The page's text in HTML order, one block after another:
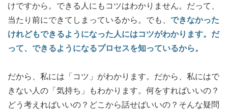
けですから。できる人にもコツはわかりません。だって、
当たり前にできてしまっているから。でも、 できなかった
けれどもできるようになった人にはコツがわかります。だ
って、できるようになるプロセスを知っているから。
だから、私には「コツ」がわかります。だから、私にはで
きない人の「気持ち」もわかります。何をすればいいの？
どう考えればいいの？どこから話せばいいの？そんな疑問